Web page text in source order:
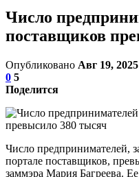
Число
поставщиков
Опубликовано Авг 19, 2025
0 5
Поделится
Число предпринимателей,
портале поставщиков,
заммэра Мария Багреева.